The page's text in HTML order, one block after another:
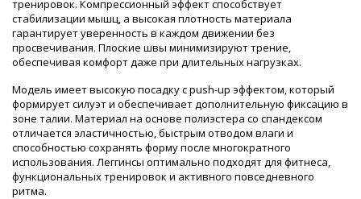
тренировок. Компрессионный эффект способствует
стабилизации мышц, а высокая плотность материала
гарантирует уверенность в каждом движении без
просвечивания. Плоские швы минимизируют трение,
обеспечивая комфорт даже при длительных нагрузках.
Модель имеет высокую посадку с push-up эффектом, который
формирует силуэт и обеспечивает дополнительную фиксацию в
зоне талии. Материал на основе полиэстера со спандексом
отличается эластичностью, быстрым отводом влаги и
способностью сохранять форму после многократного
использования. Леггинсы оптимально подходят для фитнеса,
функциональных тренировок и активного повседневного
ритма.